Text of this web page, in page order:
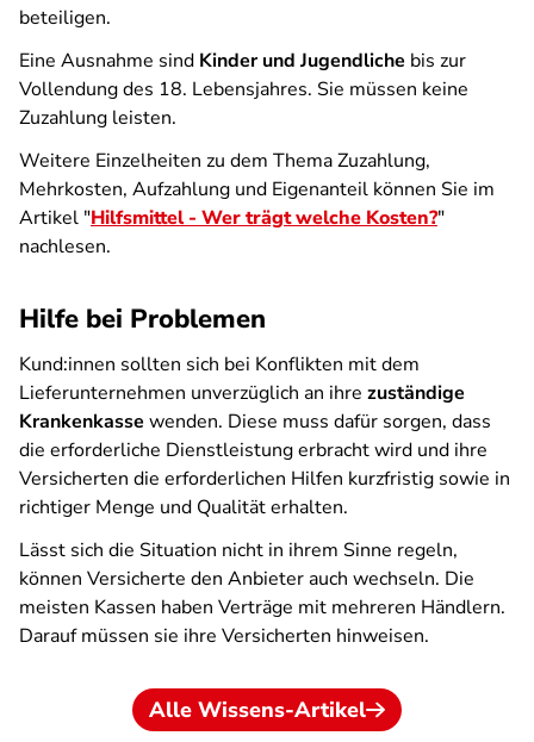
beteiligen.
Eine Ausnahme sind Kinder und Jugendliche bis zur
Vollendung des 18. Lebensjahres. Sie müssen keine
Zuzahlung leisten.
Weitere Einzelheiten zu dem Thema Zuzahlung,
Mehrkosten, Aufzahlung und Eigenanteil können Sie im
Artikel "Hilfsmittel - Wer trägt welche Kosten?"
nachlesen.
Hilfe bei Problemen
Kund:innen sollten sich bei Konflikten mit dem
Lieferunternehmen unverzüglich an ihre zuständige
Krankenkasse wenden. Diese muss dafür sorgen, dass
die erforderliche Dienstleistung erbracht wird und ihre
Versicherten die erforderlichen Hilfen kurzfristig sowie in
richtiger Menge und Qualität erhalten.
Lässt sich die Situation nicht in ihrem Sinne regeln,
können Versicherte den Anbieter auch wechseln. Die
meisten Kassen haben Verträge mit mehreren Händlern.
Darauf müssen sie ihre Versicherten hinweisen.
Alle Wissens-Artikel